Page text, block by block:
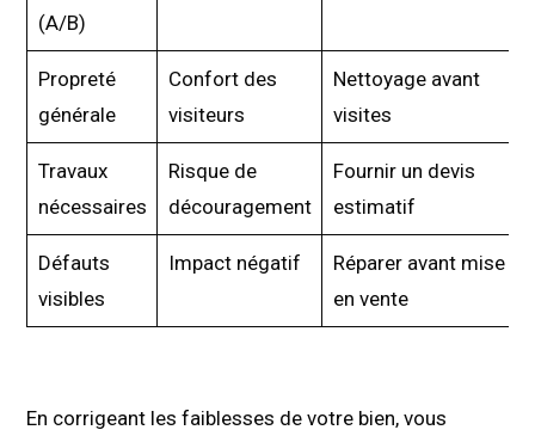
(A/B)
Propreté
générale
Confort des
visiteurs
Nettoyage avant
visites
Travaux
nécessaires
Risque de
découragement
Fournir un devis
estimatif
Défauts
visibles
Impact négatif
Réparer avant mise
en vente
En corrigeant les faiblesses de votre bien, vous